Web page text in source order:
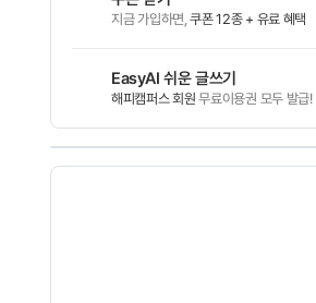
지금 가입하면,쿠폰 12종 + 유료 혜택
EasyAI 쉬운 글쓰기
해피캠퍼스 회원 무료이용권 모두 발급!